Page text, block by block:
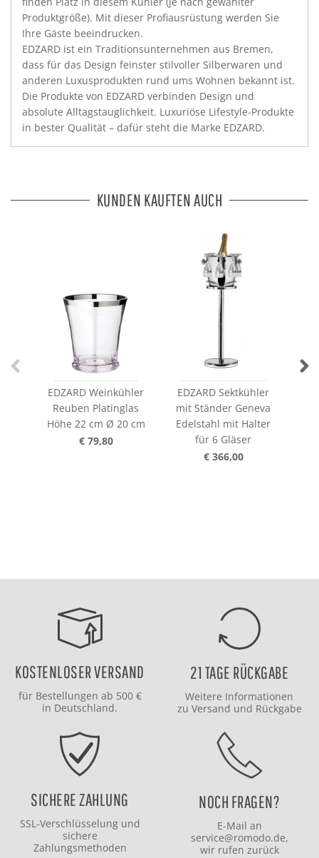
Produktgröße). Mit dieser Profiausrüstung werden Sie
Ihre Gäste beeindrucken.
EDZARD ist ein Traditionsunternehmen aus Bremen,
dass für das Design feinster stilvoller Silberwaren und
anderen Luxusprodukten rund ums Wohnen bekannt ist.
Die Produkte von EDZARD verbinden Design und
absolute Alltagstauglichkeit. Luxuriöse Lifestyle-Produkte
in bester Qualität – dafür steht die Marke EDZARD.
KUNDEN KAUFTEN AUCH
EDZARD Weinkühler
Reuben Platinglas
Höhe 22 cm Ø 20 cm
€ 79,80
EDZARD Sektkühler
mit Ständer Geneva
Edelstahl mit Halter
für 6 Gläser
€ 366,00
KOSTENLOSER VERSAND
für Bestellungen ab 500 €
in Deutschland.
21 TAGE RÜCKGABE
Weitere Informationen
zu Versand und Rückgabe
SICHERE ZAHLUNG
SSL-Verschlüsselung und
sichere
Zahlungsmethoden
NOCH FRAGEN?
E-Mail an
service@romodo.de,
wir rufen zurück